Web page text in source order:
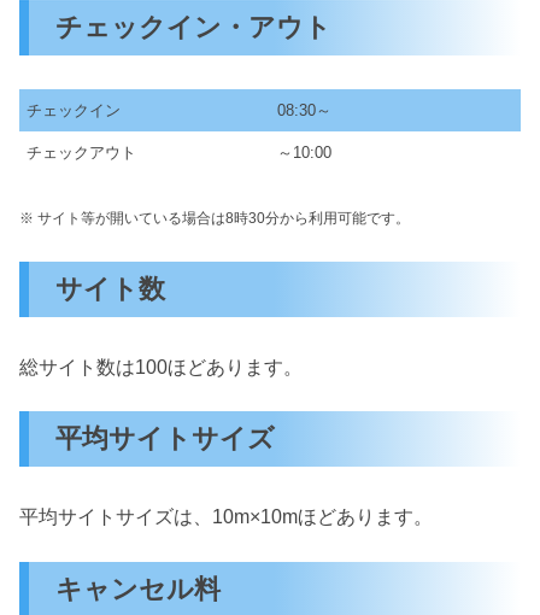
チェックイン・アウト
チェックイン 08:30～
チェックアウト ～10:00
※ サイト等が開いている場合は8時30分から利用可能です。
サイト数
総サイト数は100ほどあります。
平均サイトサイズ
平均サイトサイズは、10m×10mほどあります。
キャンセル料